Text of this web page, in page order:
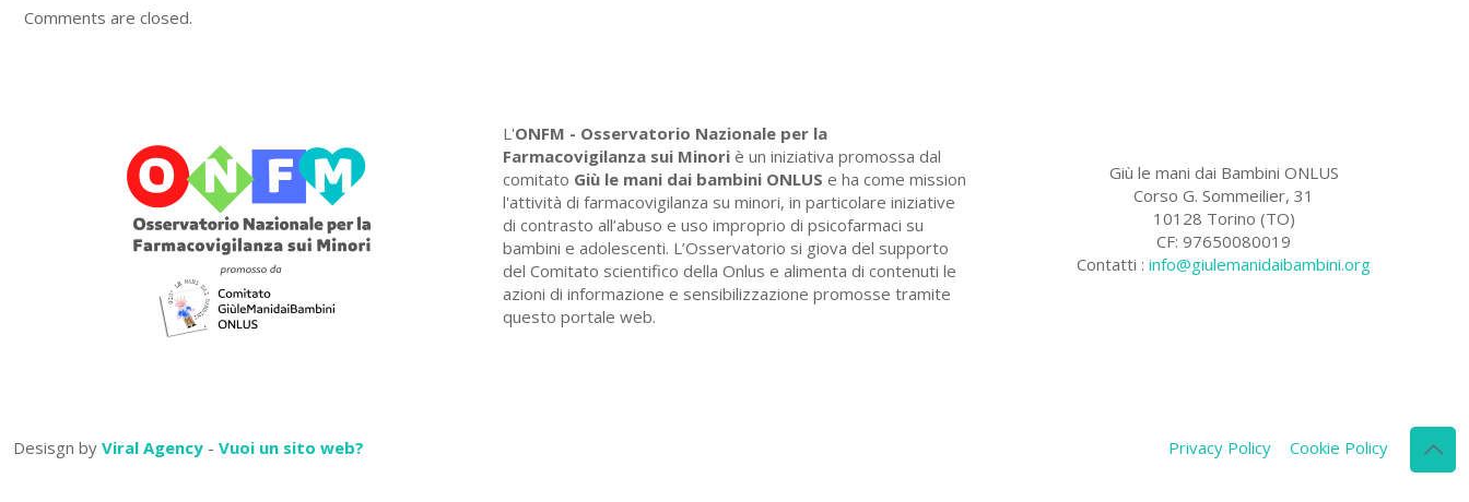
Comments are closed.
L'ONFM - Osservatorio Nazionale per la
Farmacovigilanza sui Minori è un iniziativa promossa dal
comitato Giù le mani dai bambini ONLUS e ha come mission
l'attività di farmacovigilanza su minori, in particolare iniziative
di contrasto all’abuso e uso improprio di psicofarmaci su
bambini e adolescenti. L’Osservatorio si giova del supporto
del Comitato scientifico della Onlus e alimenta di contenuti le
azioni di informazione e sensibilizzazione promosse tramite
questo portale web.
Giù le mani dai Bambini ONLUS
Corso G. Sommeilier, 31
10128 Torino (TO)
CF: 97650080019
Contatti :info@giulemanidaibambini.org
Desisgn by Viral Agency - Vuoi un sito web? Privacy Policy Cookie Policy